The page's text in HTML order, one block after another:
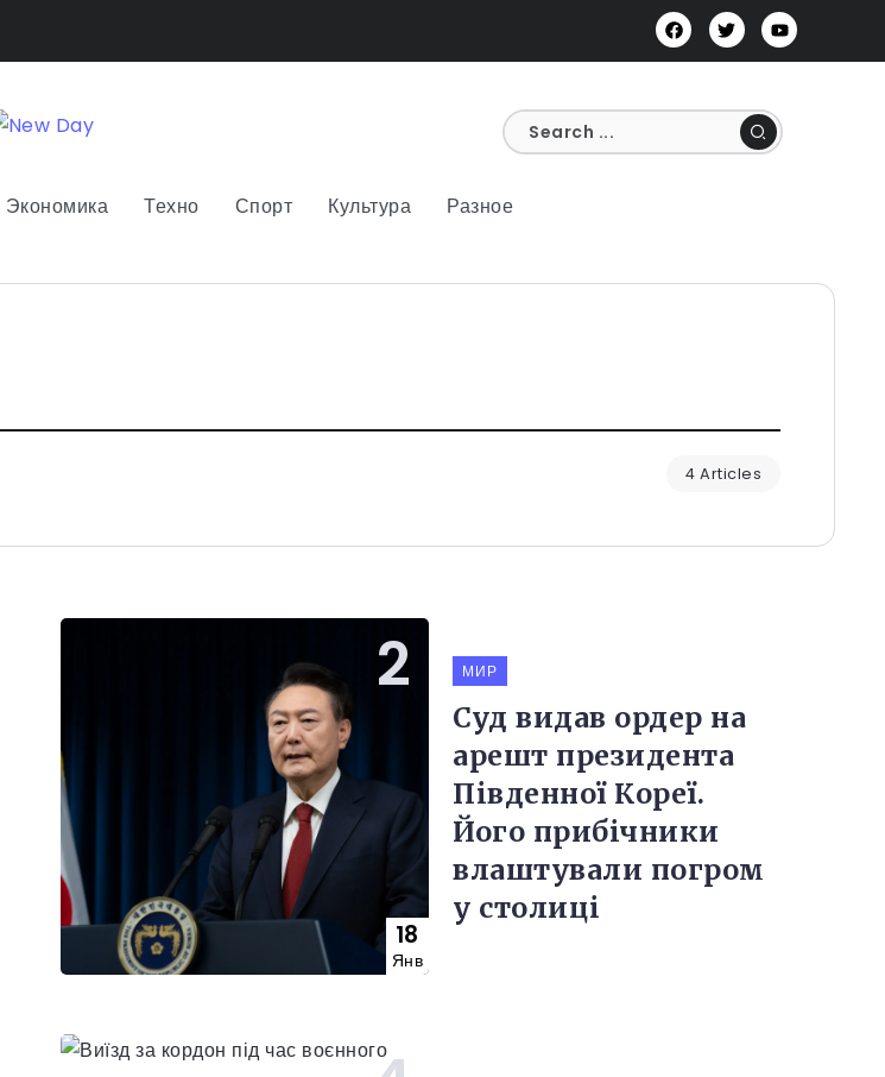
Экономика Техно Спорт Культура Разное
4 Articles
18
Янв
МИР
Суд видав ордер на
арешт президента
Південної Кореї.
Його прибічники
влаштували погром
у столиці